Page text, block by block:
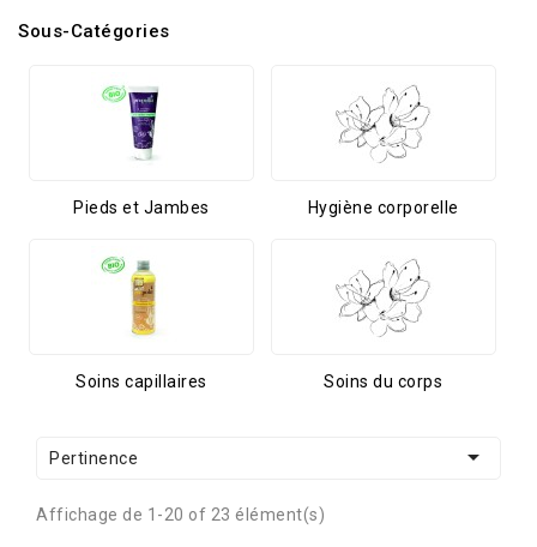
Sous-Catégories
Pieds et Jambes Hygiène corporelle
Soins capillaires Soins du corps
Pertinence 
Affichage de 1-20 of 23 élément(s)